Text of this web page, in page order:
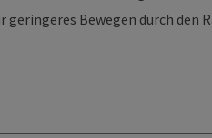
Bewegen durch den